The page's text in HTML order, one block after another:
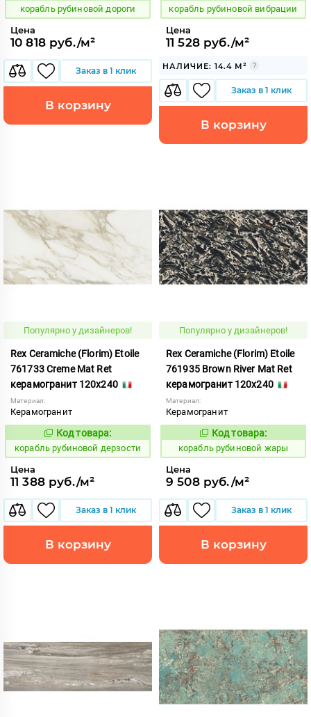
корабль рубиновой дороги
Цена
10 818 руб./м²
Заказ в 1 клик
В корзину
корабль рубиновой вибрации
Цена
11 528 руб./м²
НАЛИЧИЕ: 14.4 М²
Заказ в 1 клик
В корзину
Популярно у дизайнеров!
Rex Ceramiche (Florim) Etoile
761733 Creme Mat Ret
керамогранит 120x240
Материал:
Керамогранит
775520
Код товара:
корабль рубиновой дерзости
Цена
11 388 руб./м²
Заказ в 1 клик
В корзину
Популярно у дизайнеров!
Rex Ceramiche (Florim) Etoile
761935 Brown River Mat Ret
керамогранит 120x240
Материал:
Керамогранит
775525
Код товара:
корабль рубиновой жары
Цена
9 508 руб./м²
Заказ в 1 клик
В корзину